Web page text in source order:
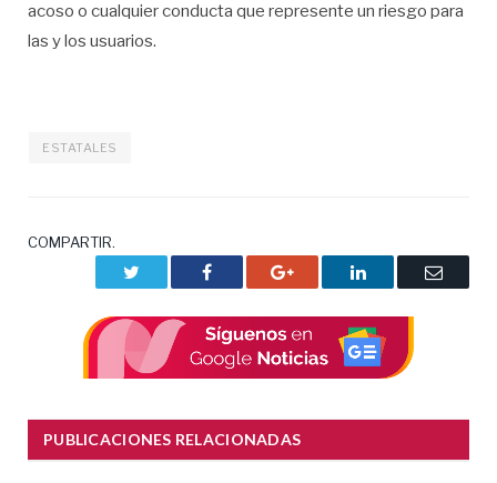
acoso o cualquier conducta que represente un riesgo para
las y los usuarios.
ESTATALES
COMPARTIR.
Facebook Google+ LinkedIn
Correo
PUBLICACIONES RELACIONADAS